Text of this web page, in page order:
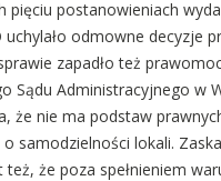
pięciu postanowieniach
uchylało odmowne decyzje
zapadło też
Sądu Administracyjnego w
że nie ma podstaw
o samodzielności lokali.
że poza spełnieniem